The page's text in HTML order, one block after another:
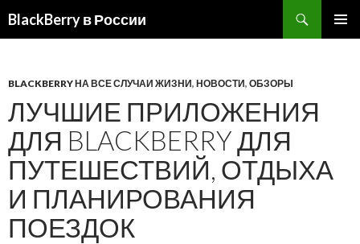
BlackBerry в России
BLACKBERRY НА ВСЕ СЛУЧАИ ЖИЗНИ, НОВОСТИ, ОБЗОРЫ
ЛУЧШИЕ ПРИЛОЖЕНИЯ
ДЛЯ BLACKBERRY ДЛЯ
ПУТЕШЕСТВИЙ, ОТДЫХА
И ПЛАНИРОВАНИЯ
ПОЕЗДОК